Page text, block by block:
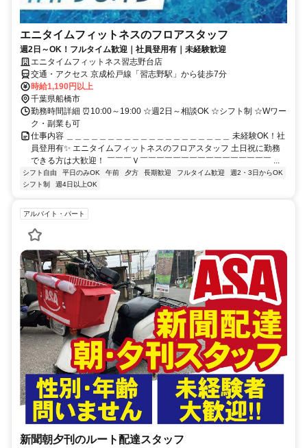
エニタイムフィットネスのフロアスタッフ
週2日～OK！フルタイム歓迎｜社員登用有｜未経験歓迎
エニタイムフィットネス習志野台店
交通・アクセス 京成松戸線「習志野駅」から徒歩7分
時給1,190円以上
千葉県船橋市
勤務時間詳細 ⏰10:00～19:00 ☆週2日～相談OK ☆シフト制 ☆Wワー
ク・副業も可
仕事内容 ＿＿＿＿＿＿＿＿＿＿＿＿＿＿＿＿＿＿＿＿ 未経験OK！社
員登用有✨ エニタイムフィットネスのフロアスタッフ 土日祝に勤務
できる方は大歓迎！ ￣￣￣Ｖ￣￣￣￣￣￣￣￣￣￣￣￣￣￣￣￣ ...
シフト自由 平日のみOK 午前 夕方 長期歓迎 フルタイム歓迎
週2・3日からOK
シフト制
週4日以上OK
アルバイト・パート
新聞朝夕刊のルート配達スタッフ